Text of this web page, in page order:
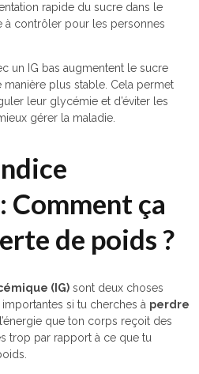
rapide du sucre dans le
à contrôler pour les personnes
un IG bas augmentent le sucre
plus stable. Cela permet
leur glycémie et d’éviter les
gérer la maladie.
Comment ça
de poids ?
(IG) sont deux choses
si tu cherches à perdre
l’énergie que ton corps reçoit des
trop par rapport à ce que tu